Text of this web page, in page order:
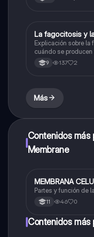
Biologia
La fagocitosis y
Explicación sobre
cuándo se
9 137 2
Más
Contenidos más
Membrane
Biologia
MEMBRANA
Partes y función de
11 46 0
Contenidos más